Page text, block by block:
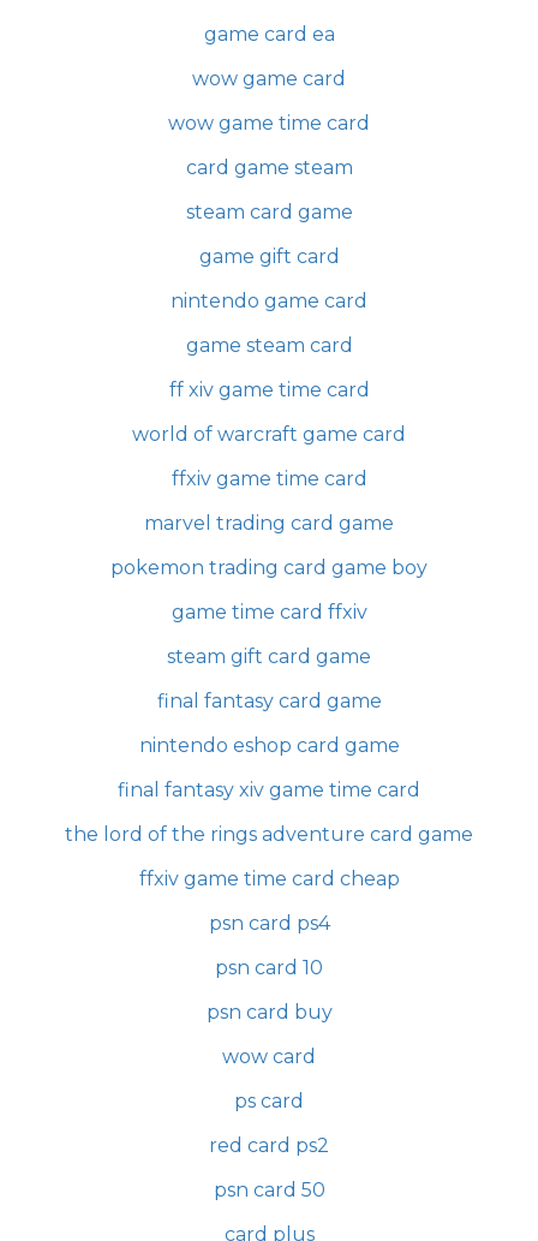
game card ea
wow game card
wow game time card
card game steam
steam card game
game gift card
nintendo game card
game steam card
ff xiv game time card
world of warcraft game card
ffxiv game time card
marvel trading card game
pokemon trading card game boy
game time card ffxiv
steam gift card game
final fantasy card game
nintendo eshop card game
final fantasy xiv game time card
the lord of the rings adventure card game
ffxiv game time card cheap
psn card ps4
psn card 10
psn card buy
wow card
ps card
red card ps2
psn card 50
card plus